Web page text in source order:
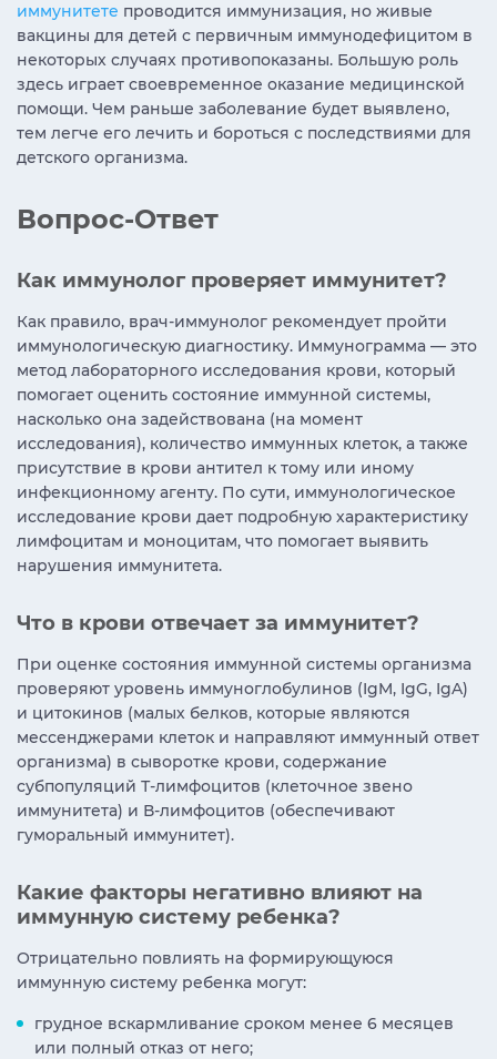
иммунитете проводится иммунизация, но живые
вакцины для детей с первичным иммунодефицитом в
некоторых случаях противопоказаны. Большую роль
здесь играет своевременное оказание медицинской
помощи. Чем раньше заболевание будет выявлено,
тем легче его лечить и бороться с последствиями для
детского организма.
Вопрос-Ответ
Как иммунолог проверяет иммунитет?
Как правило, врач-иммунолог рекомендует пройти
иммунологическую диагностику. Иммунограмма — это
метод лабораторного исследования крови, который
помогает оценить состояние иммунной системы,
насколько она задействована (на момент
исследования), количество иммунных клеток, а также
присутствие в крови антител к тому или иному
инфекционному агенту. По сути, иммунологическое
исследование крови дает подробную характеристику
лимфоцитам и моноцитам, что помогает выявить
нарушения иммунитета.
Что в крови отвечает за иммунитет?
При оценке состояния иммунной системы организма
проверяют уровень иммуноглобулинов (IgM, IgG, IgA)
и цитокинов (малых белков, которые являются
мессенджерами клеток и направляют иммунный ответ
организма) в сыворотке крови, содержание
субпопуляций Т-лимфоцитов (клеточное звено
иммунитета) и В-лимфоцитов (обеспечивают
гуморальный иммунитет).
Какие факторы негативно влияют на
иммунную систему ребенка?
Отрицательно повлиять на формирующуюся
иммунную систему ребенка могут:
грудное вскармливание сроком менее 6 месяцев
или полный отказ от него;